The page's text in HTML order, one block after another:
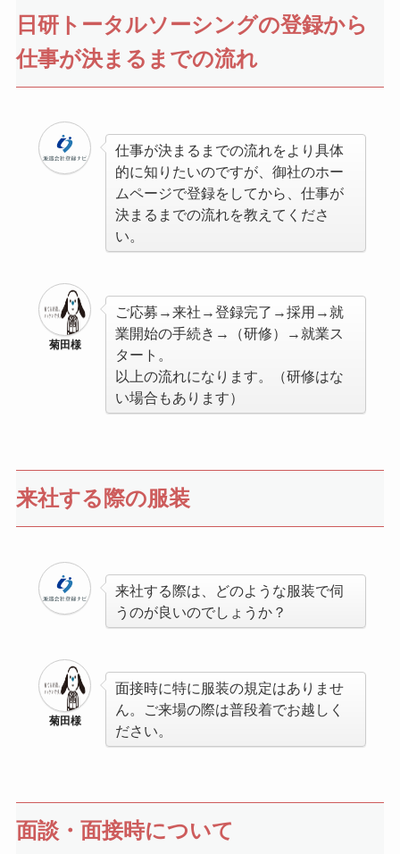
日研トータルソーシングの登録から
仕事が決まるまでの流れ
仕事が決まるまでの流れをより具体
的に知りたいのですが、御社のホー
ムページで登録をしてから、仕事が
決まるまでの流れを教えてくださ
い。
菊田様
ご応募→来社→登録完了→採用→就
業開始の手続き→（研修）→就業ス
タート。
以上の流れになります。（研修はな
い場合もあります）
来社する際の服装
来社する際は、どのような服装で伺
うのが良いのでしょうか？
菊田様
面接時に特に服装の規定はありませ
ん。ご来場の際は普段着でお越しく
ださい。
面談・面接時について